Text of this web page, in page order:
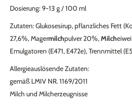
Dosierung: 9-13 g / 100 ml
Zutaten: Glukosesirup, pflanzliches Fett
27,6%, Magermilchpulver 20%,Milch
Emulgatoren (E471, E472e), Trennmittel
Allergieauslösende Zutaten:
gemäß LMIV NR. 1169/2011
Milch und Milcherzeugnisse